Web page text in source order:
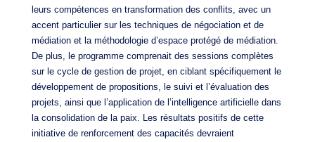
leurs compétences en transformation des conflits, avec un
accent particulier sur les techniques de négociation et de
médiation et la méthodologie d’espace protégé de médiation.
De plus, le programme comprenait des sessions complètes
sur le cycle de gestion de projet, en ciblant spécifiquement le
développement de propositions, le suivi et l’évaluation des
projets, ainsi que l’application de l’intelligence artificielle dans
la consolidation de la paix. Les résultats positifs de cette
initiative de renforcement des capacités devraient